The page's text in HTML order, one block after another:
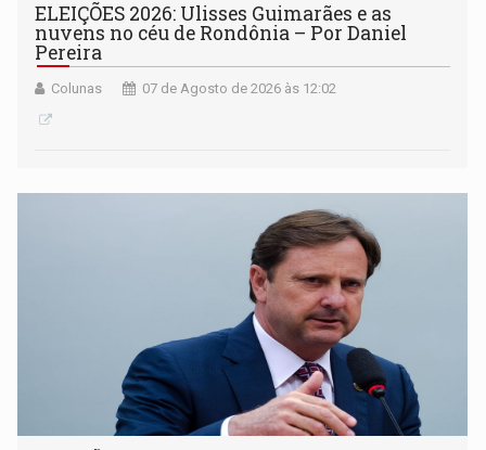
ELEIÇÕES 2026: Ulisses Guimarães e as
nuvens no céu de Rondônia – Por Daniel
Pereira
Colunas 07 de Agosto de 2026 às 12:02